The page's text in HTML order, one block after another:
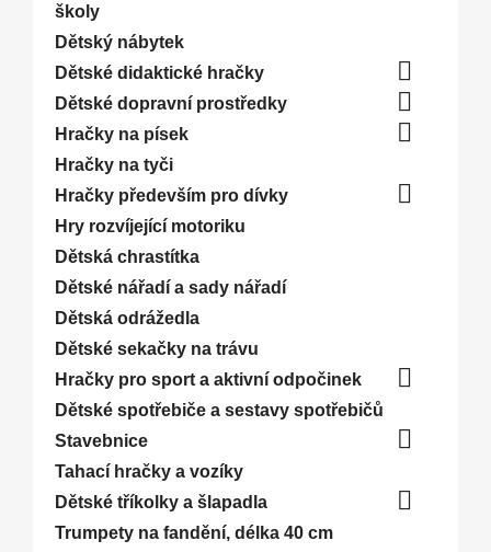
školy
Dětský nábytek
Dětské didaktické hračky

Dětské dopravní prostředky 
Hračky na písek 
Hračky na tyči
Hračky především pro dívky

Hry rozvíjející motoriku
Dětská chrastítka
Dětské nářadí a sady nářadí
Dětská odrážedla
Dětské sekačky na trávu
Hračky pro sport a aktivní odpočinek

Dětské spotřebiče a sestavy spotřebičů
Stavebnice

Tahací hračky a vozíky
Dětské tříkolky a šlapadla

Trumpety na fandění, délka 40 cm